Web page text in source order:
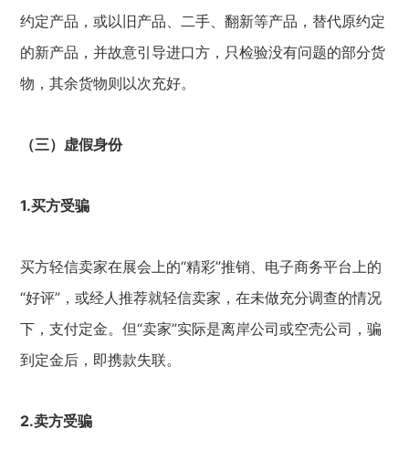
约定产品，或以旧产品、二手、翻新等产品，替代原约定
的新产品，并故意引导进口方，只检验没有问题的部分货
物，其余货物则以次充好。
（三）虚假身份
1.买方受骗
买方轻信卖家在展会上的“精彩”推销、电子商务平台上的
“好评”，或经人推荐就轻信卖家，在未做充分调查的情况
下，支付定金。但“卖家”实际是离岸公司或空壳公司，骗
到定金后，即携款失联。
2.卖方受骗